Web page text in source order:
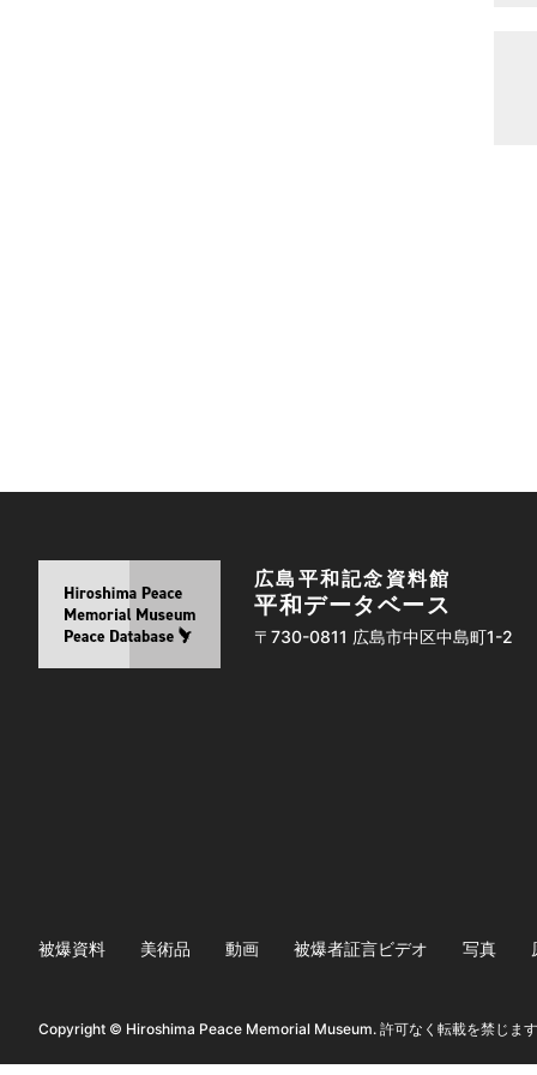
広島平和記念資料館
平和データベース
〒730-0811 広島市中区中島町1-2
被爆資料 美術品 動画 被爆者証言ビデオ 写真
Copyright © Hiroshima Peace Memorial Museum. 許可なく転載を禁じま